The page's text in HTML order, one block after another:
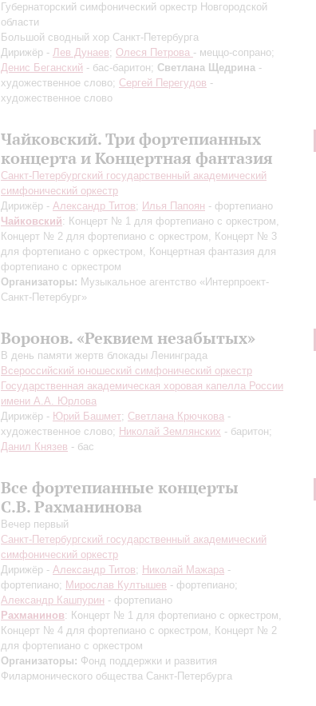
Губернаторский симфонический оркестр Новгородской
области
Большой сводный хор Санкт-Петербурга
Дирижёр - Лев Дунаев; Олеся Петрова - меццо-сопрано;
Денис Беганский - бас-баритон; Светлана Щедрина -
художественное слово; Сергей Перегудов -
художественное слово
Чайковский. Три фортепианных
концерта и Концертная фантазия
Санкт-Петербургский государственный академический
симфонический оркестр
Дирижёр - Александр Титов; Илья Папоян - фортепиано
Чайковский: Концерт № 1 для фортепиано с оркестром,
Концерт № 2 для фортепиано с оркестром, Концерт № 3
для фортепиано с оркестром, Концертная фантазия для
фортепиано с оркестром
Организаторы: Музыкальное агентство «Интерпроект-
Санкт-Петербург»
Воронов. «Реквием незабытых»
В день памяти жертв блокады Ленинграда
Всероссийский юношеский симфонический оркестр
Государственная академическая хоровая капелла России
имени А.А. Юрлова
Дирижёр - Юрий Башмет; Светлана Крючкова -
художественное слово; Николай Землянских - баритон;
Данил Князев - бас
Все фортепианные концерты
С.В. Рахманинова
Вечер первый
Санкт-Петербургский государственный академический
симфонический оркестр
Дирижёр - Александр Титов; Николай Мажара -
фортепиано; Мирослав Култышев - фортепиано;
Александр Кашпурин - фортепиано
Рахманинов: Концерт № 1 для фортепиано с оркестром,
Концерт № 4 для фортепиано с оркестром, Концерт № 2
для фортепиано с оркестром
Организаторы: Фонд поддержки и развития
Филармонического общества Санкт-Петербурга